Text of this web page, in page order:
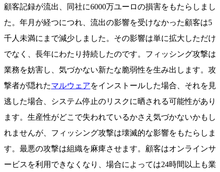
顧客記録が流出、同社に6000万ユーロの損害をもたらしまし
た。年月が経つにつれ、流出の影響を受けなかった顧客は5
千人未満にまで減少しました。その影響は単に拡大しただけ
でなく、長年にわたり持続したのです。フィッシング攻撃は
業務を妨害し、気づかない新たな脆弱性を生み出します。攻
撃者が隠れたマルウェアをインストールした場合、それを見
逃した場合、システム停止のリスクに晒される可能性があり
ます。生産性がどこで失われているかさえ気づかないかもし
れませんが、フィッシング攻撃は壊滅的な影響をもたらしま
す。最悪の攻撃は組織を麻痺させます。顧客はオンラインサ
ービスを利用できなくなり、場合によっては24時間以上も業